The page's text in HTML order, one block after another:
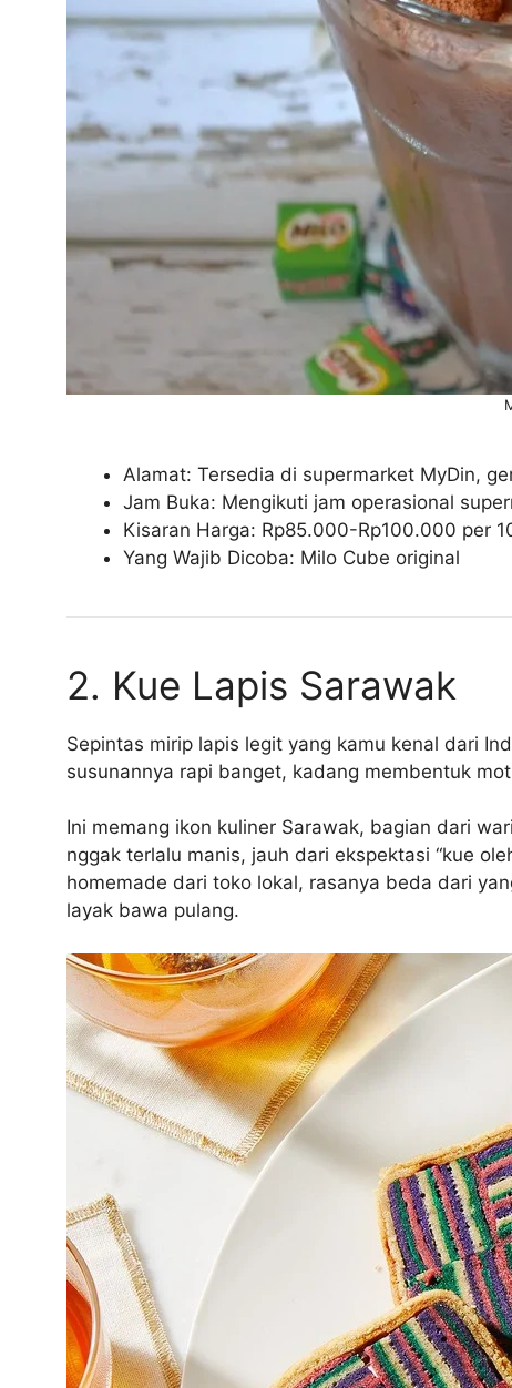
Alamat: Tersedia di supermarket MyDin,
Jam Buka: Mengikuti jam operasional
Kisaran Harga: Rp85.000-Rp100.000 per
Yang Wajib Dicoba: Milo Cube original
2. Kue Lapis Sarawak
Sepintas mirip lapis legit yang kamu kenal dari
susunannya rapi banget, kadang membentuk
Ini memang ikon kuliner Sarawak, bagian dari
nggak terlalu manis, jauh dari ekspektasi “kue
homemade dari toko lokal, rasanya beda dari
layak bawa pulang.